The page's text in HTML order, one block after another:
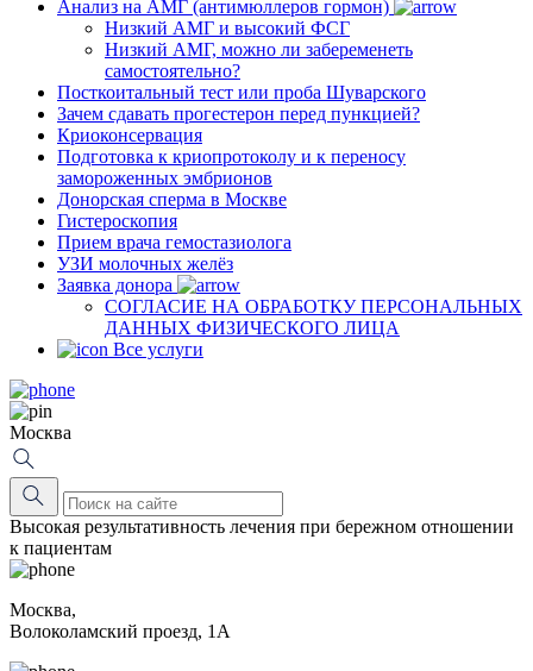
Анализ на АМГ (антимюллеров гормон)
Низкий АМГ и высокий ФСГ
Низкий АМГ, можно ли забеременеть
самостоятельно?
Посткоитальный тест или проба Шуварского
Зачем сдавать прогестерон перед пункцией?
Криоконсервация
Подготовка к криопротоколу и к переносу
замороженных эмбрионов
Донорская сперма в Москве
Гистероскопия
Прием врача гемостазиолога
УЗИ молочных желёз
Заявка донора
СОГЛАСИЕ НА ОБРАБОТКУ ПЕРСОНАЛЬНЫХ
ДАННЫХ ФИЗИЧЕСКОГО ЛИЦА
Все услуги
Москва
Высокая результативность лечения при бережном отношении
к пациентам
Москва,
Волоколамский проезд, 1А